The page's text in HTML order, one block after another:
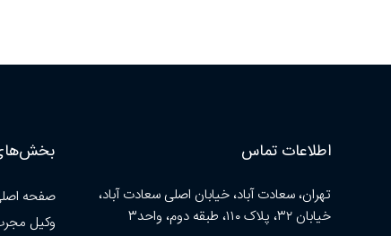
اطلاعات تماس
تهران، سعادت آباد، خیابان اصلی سعادت آباد،
خیابان ۳۲، پلاک ۱۱۰، طبقه دوم، واحد۳
صفحه
وکیل